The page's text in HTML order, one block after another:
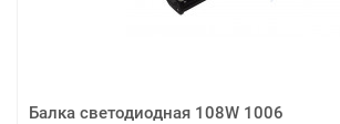
Балка светодиодная 108W 1006